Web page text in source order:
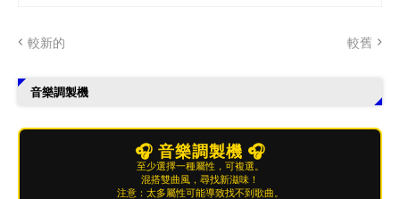
較新的 較舊
音樂調製機
🎧 音樂調製機 🎧
至少選擇一種屬性，可複選。
混搭雙曲風，尋找新滋味！
注意：太多屬性可能導致找不到歌曲。